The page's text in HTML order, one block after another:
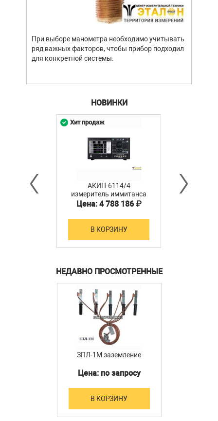
При выборе манометра необходимо учитывать
ряд важных факторов, чтобы прибор подходил
для конкретной системы.
НОВИНКИ
АКИП-6114/4
измеритель иммитанса
Цена: 4 788 186 ₽
В КОРЗИНУ
Хит продаж
НЕДАВНО ПРОСМОТРЕННЫЕ
ЗПЛ-1М заземление
Цена: по запросу
В КОРЗИНУ